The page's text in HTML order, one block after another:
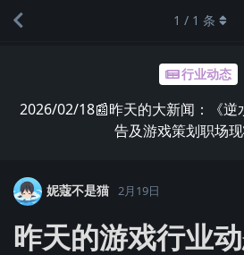
行业动态
2026/02/18📰昨天的大新闻：《逆
告及游戏策划职场
1 / 1 条
妮蔻不是猫 2月19日
昨天的游戏行业